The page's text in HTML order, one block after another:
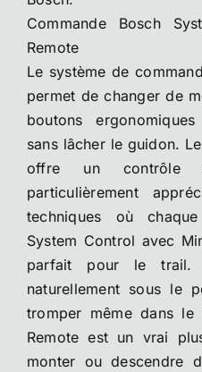
Commande Bosch
Remote
Le système de
permet de changer de
boutons
sans lâcher le guidon.
offre un contrôle
particulièrement
techniques où
System Control avec
parfait pour le trail.
naturellement sous le
tromper même dans le
Remote est un vrai
monter ou descendre